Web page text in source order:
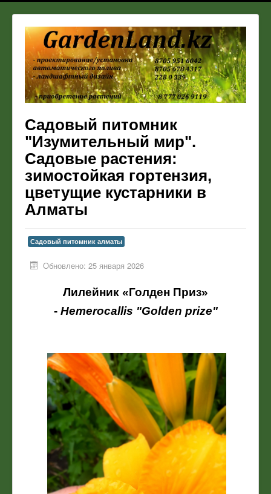
Садовый питомник
"Изумительный мир".
Садовые растения:
зимостойкая гортензия,
цветущие кустарники в
Алматы
Садовый питомник алматы
Обновлено: 25 января 2026
Лилейник «Голден Приз»
- Hemerocallis "Golden prize"